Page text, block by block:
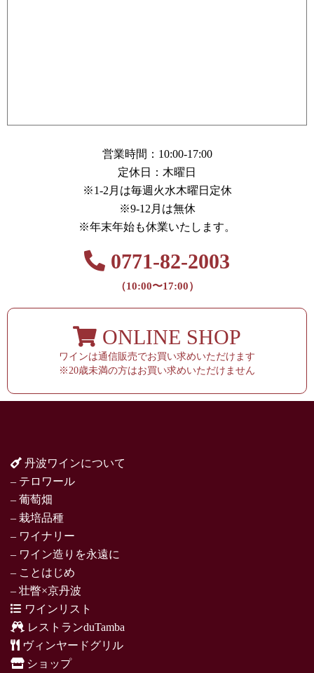
営業時間：10:00-17:00
定休日：木曜日
※1-2月は毎週火水木曜日定休
※9-12月は無休
※年末年始も休業いたします。
0771-82-2003
（10:00〜17:00）
ONLINE SHOP
ワインは通信販売でお買い求めいただけます
※20歳未満の方はお買い求めいただけません
丹波ワインについて
– テロワール
– 葡萄畑
– 栽培品種
– ワイナリー
– ワイン造りを永遠に
– ことはじめ
– 壮瞥×京丹波
ワインリスト
レストランduTamba
ヴィンヤードグリル
ショップ